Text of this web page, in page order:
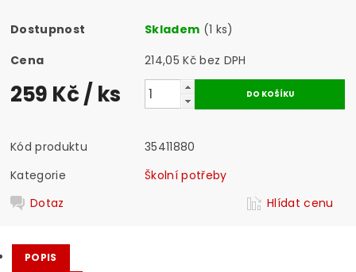
Dostupnost Skladem (1 ks)
Cena
214,05 Kč bez DPH
259 Kč/ ks
Kód produktu
35411880
Kategorie
Školní potřeby
Dotaz
Hlídat cenu
POPIS